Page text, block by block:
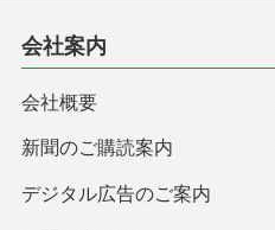
会社案内
会社概要
新聞のご購読案内
デジタル広告のご案内